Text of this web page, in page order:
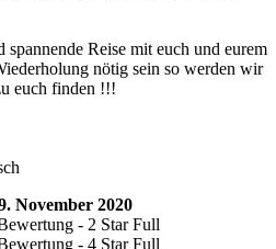
spannende Reise mit euch und eurem
nötig sein so werden wir
euch finden !!!
November 2020